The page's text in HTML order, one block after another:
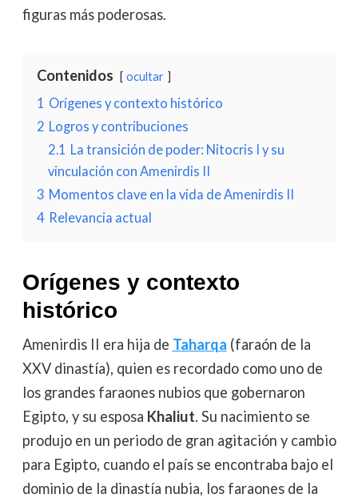
figuras más poderosas.
Contenidos ocultar
1 Orígenes y contexto histórico
2 Logros y contribuciones
2.1 La transición de poder: Nitocris I y su
vinculación con Amenirdis II
3 Momentos clave en la vida de Amenirdis II
4 Relevancia actual
Orígenes y contexto
histórico
Amenirdis II era hija de Taharqa (faraón de la
XXV dinastía), quien es recordado como uno de
los grandes faraones nubios que gobernaron
Egipto, y su esposa Khaliut. Su nacimiento se
produjo en un periodo de gran agitación y cambio
para Egipto, cuando el país se encontraba bajo el
dominio de la dinastía nubia, los faraones de la